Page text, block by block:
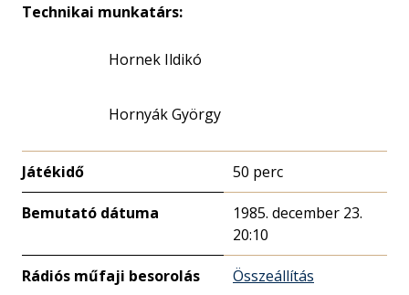
Technikai munkatárs:
Hornek Ildikó
Hornyák György
Játékidő 50 perc
Bemutató dátuma
1985. december 23.
20:10
Rádiós műfaji besorolás Összeállítás